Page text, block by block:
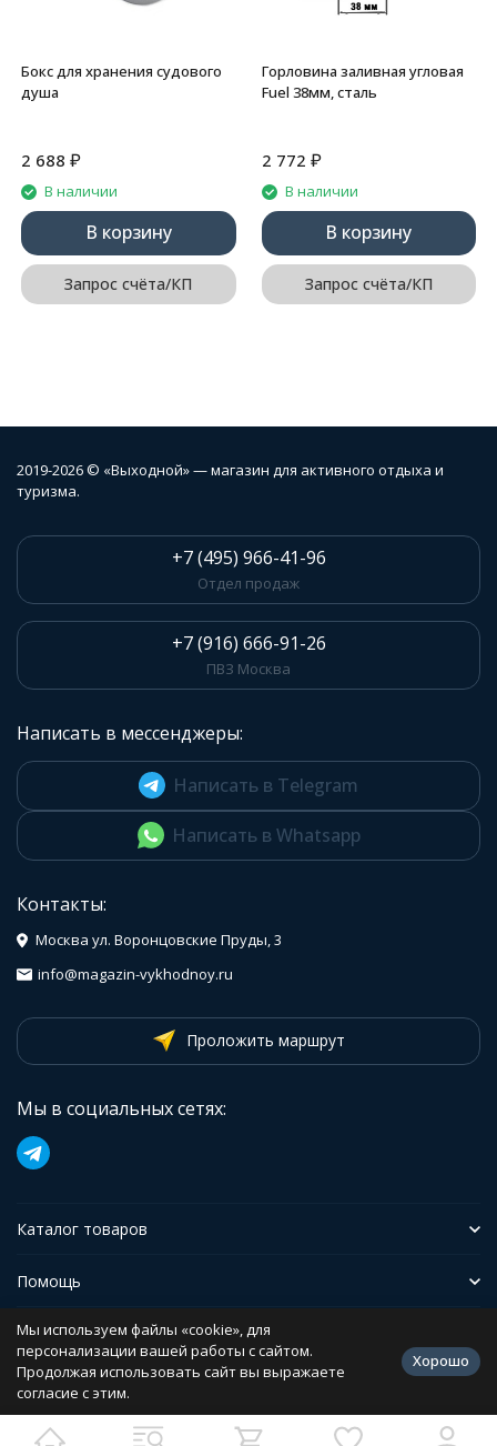
Бокс для хранения судового
душа
2 688 ₽
В наличии
В корзину
Запрос счёта/КП
Горловина заливная угловая
Fuel 38мм, сталь
2 772 ₽
В наличии
В корзину
Запрос счёта/КП
2019-2026 © «Выходной» — магазин для активного отдыха и
туризма.
+7 (495) 966-41-96
Отдел продаж
+7 (916) 666-91-26
ПВЗ Москва
Написать в мессенджеры:
Написать в Telegram
Написать в Whatsapp
Контакты:
Москва ул. Воронцовские Пруды, 3
info@magazin-vykhodnoy.ru
Проложить маршрут
Мы в социальных сетях:
Каталог товаров
Помощь
Иформация
Политика персональных данных
Разработано в
bodysite.ru
Мы используем файлы «cookie», для
персонализации вашей работы с сайтом.
Продолжая использовать сайт вы выражаете
согласие с этим.
Хорошо